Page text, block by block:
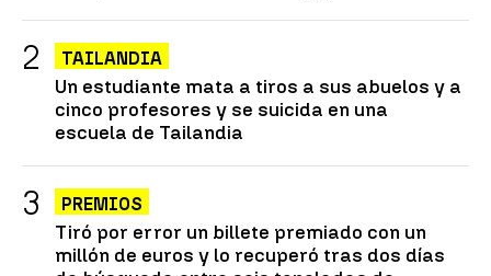
TAILANDIA
Un estudiante mata a tiros a sus abuelos y a
cinco profesores y se suicida en una
escuela de Tailandia
PREMIOS
Tiró por error un billete premiado con un
millón de euros y lo recuperó tras dos días